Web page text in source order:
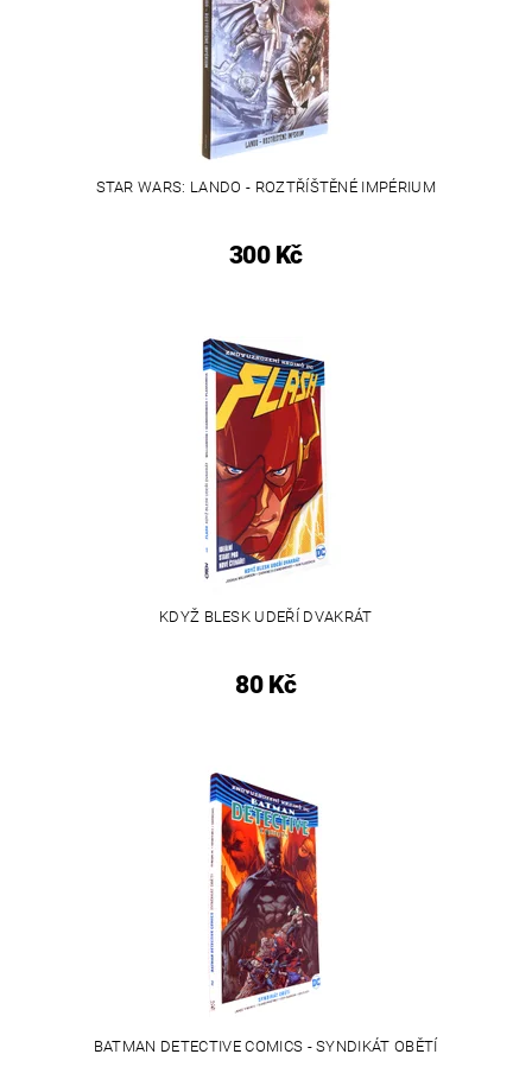
STAR WARS: LANDO - ROZTŘÍŠTĚNÉ IMPÉRIUM
300 Kč
KDYŽ BLESK UDEŘÍ DVAKRÁT
80 Kč
BATMAN DETECTIVE COMICS - SYNDIKÁT OBĚTÍ